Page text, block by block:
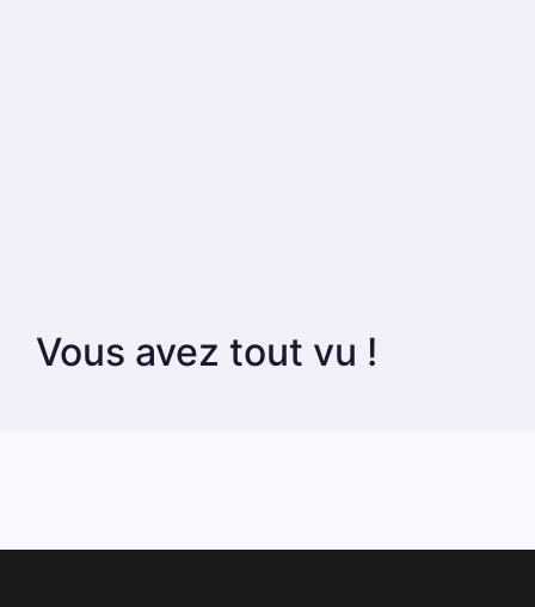
Vous avez tout vu !